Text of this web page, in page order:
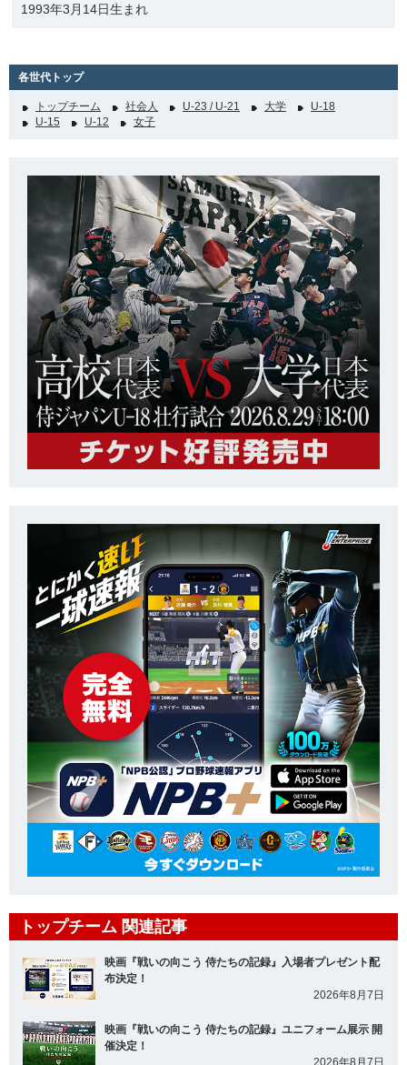
1993年3月14日生まれ
各世代トップ
トップチーム 社会人 U-23 / U-21 大学
U-18
U-15
U-12 女子
トップチーム 関連記事
映画『戦いの向こう 侍たちの記録』入場者プレゼント配
布決定！
2026年8月7日
映画『戦いの向こう 侍たちの記録』ユニフォーム展示 開
催決定！